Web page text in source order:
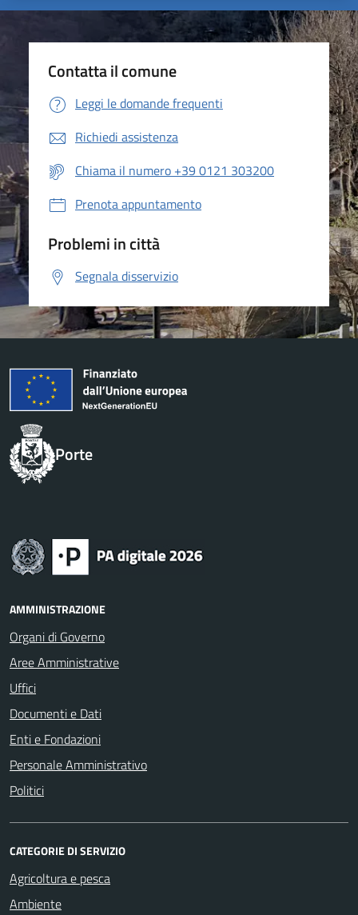
Contatta il comune
Leggi le domande frequenti
Richiedi assistenza
Chiama il numero +39 0121 303200
Prenota appuntamento
Problemi in città
Segnala disservizio
Porte
AMMINISTRAZIONE
Organi di Governo
Aree Amministrative
Uffici
Documenti e Dati
Enti e Fondazioni
Personale Amministrativo
Politici
CATEGORIE DI SERVIZIO
Agricoltura e pesca
Ambiente